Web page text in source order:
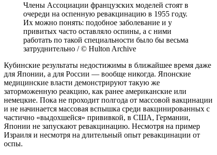
Члены Ассоциации французских моделей стоят в
очереди на оспенную ревакцинацию в 1955 году.
Их можно понять: подобное заболевание и у
привитых часто оставляло оспины, а с ними
работать по такой специальности было бы весьма
затруднительно / © Hulton Archive
Кубинские результаты недостижимы в ближайшее время даже
для Японии, а для России — вообще никогда. Японские
медицинские власти демонстрируют такую же
заторможенную реакцию, как ранее американские или
немецкие. Пока не проходит полгода от массовой вакцинации
и не начинается массовая вспышка среди вакцинированных с
частично «выдохшейся» прививкой, в США, Германии,
Японии не запускают ревакцинацию. Несмотря на пример
Израиля и несмотря на длительный опыт ревакцинации от
оспы.